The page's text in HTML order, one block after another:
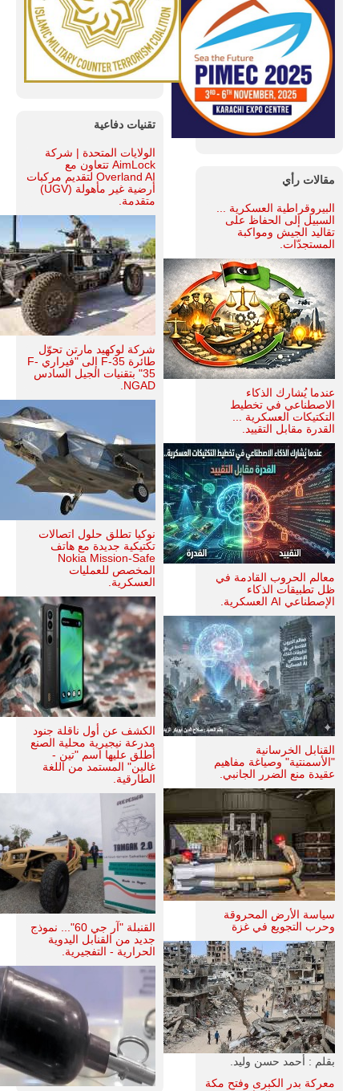
مقالات رأي
البيروقراطية العسكرية ...
السبيل إلى الحفاظ على
تقاليد الجيش ومواكبة
المستجدّات.
عندما يُشارك الذكاء
الاصطناعي في تخطيط
التكتيكات العسكرية ...
القدرة مقابل التقييد.
معالم الحروب القادمة في
ظل تطبيقات الذكاء
الإصطناعي AI العسكرية.
القنابل الخرسانية
"الأسمنتية" وصياغة مفاهيم
عقيدة منع الضرر الجانبي.
سياسة الأرض المحروقة
وحرب التجويع في غزة
بقلم : أحمد حسن وليد.
معركة بدر الكبرى وفتح مكة
تقنيات دفاعية
الولايات المتحدة | شركة
AimLock تتعاون مع
Overland AI لتقديم مركبات
أرضية غير مأهولة (UGV)
متقدمة.
شركة لوكهيد مارتن تحوّل
طائرة F-35 إلى "فيراري F-
35" بتقنيات الجيل السادس
NGAD.
نوكيا تطلق حلول اتصالات
تكتيكية جديدة مع هاتف
Nokia Mission-Safe
المخصص للعمليات
العسكرية.
الكشف عن أول ناقلة جنود
مدرعة نيجيرية محلية الصنع
أطلق عليها اسم "تين -
غالين" المستمد من اللغة
الطارقية.
القنبلة "آر جي 60"... نموذج
جديد من القنابل اليدوية
الحرارية - التفجيرية.